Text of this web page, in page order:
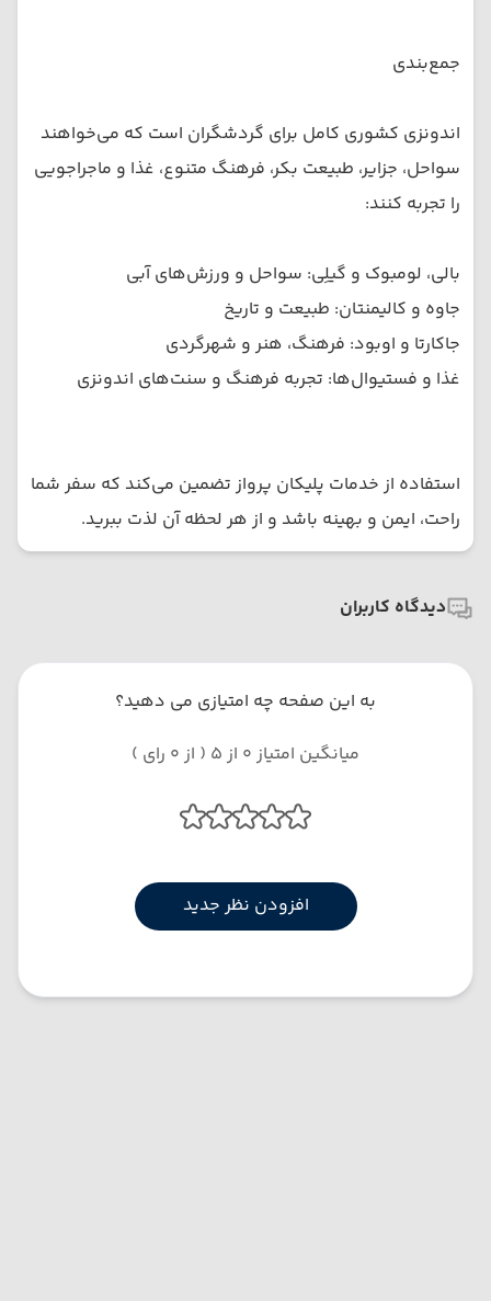
جمع‌بندی
اندونزی کشوری کامل برای گردشگران است که می‌خواهند
سواحل، جزایر، طبیعت بکر، فرهنگ متنوع، غذا و ماجراجویی
را تجربه کنند:
بالی، لومبوک و گیلِی: سواحل و ورزش‌های آبی
جاوه و کالیمنتان: طبیعت و تاریخ
جاکارتا و اوبود: فرهنگ، هنر و شهرگردی
غذا و فستیوال‌ها: تجربه فرهنگ و سنت‌های اندونزی
استفاده از خدمات پلیکان پرواز تضمین می‌کند که سفر شما
راحت، ایمن و بهینه باشد و از هر لحظه آن لذت ببرید.
دیدگاه کاربران
به این صفحه چه امتیازی می دهید؟
میانگین امتیاز 0 از 5 ( از 0 رای )
افزودن نظر جدید